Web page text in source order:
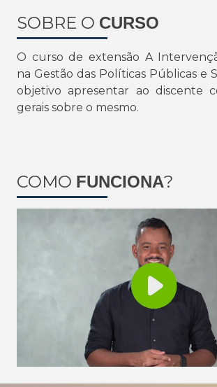
SOBRE O CURSO
O curso de extensão A
na Gestão das Políticas Públicas e
objetivo apresentar ao discente
gerais sobre o mesmo.
COMO FUNCIONA?